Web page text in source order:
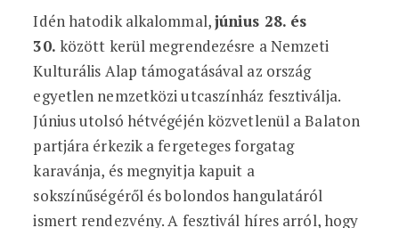
Idén hatodik alkalommal,június 28. és
30. között kerül megrendezésre a Nemzeti
Kulturális Alap támogatásával az ország
egyetlen nemzetközi utcaszínház fesztiválja.
Június utolsó hétvégéjén közvetlenül a Balaton
partjára érkezik a fergeteges forgatag
karavánja, és megnyitja kapuit a
sokszínűségéről és bolondos hangulatáról
ismert rendezvény. A fesztivál híres arról, hogy